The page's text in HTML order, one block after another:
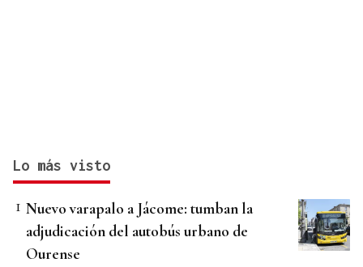
Lo más visto
Nuevo varapalo a Jácome: tumban la
adjudicación del autobús urbano de
Ourense